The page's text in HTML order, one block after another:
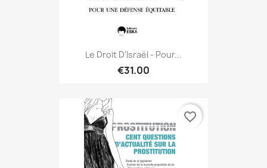
Le Droit D'Israël - Pour...
€31.00
favorite_border